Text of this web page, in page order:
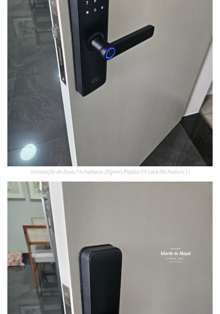
Instalação de Duas Fechaduras Digitais Papaiz Fit Lock (fechadura 1)